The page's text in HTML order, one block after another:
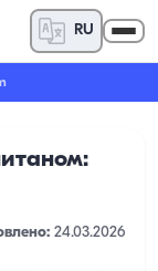
RU
24.03.2026